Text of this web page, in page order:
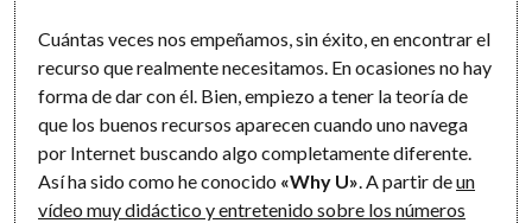
Cuántas veces nos empeñamos, sin éxito, en encontrar el
recurso que realmente necesitamos. En ocasiones no hay
forma de dar con él. Bien, empiezo a tener la teoría de
que los buenos recursos aparecen cuando uno navega
por Internet buscando algo completamente diferente.
Así ha sido como he conocido «Why U». A partir deun
vídeo muy didáctico y entretenido sobre los números